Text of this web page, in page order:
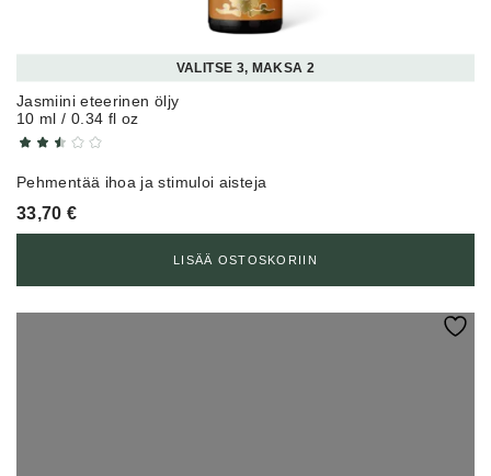
VALITSE 3, MAKSA 2
Jasmiini eteerinen öljy
10 ml / 0.34 fl oz
Pehmentää ihoa ja stimuloi aisteja
33,70€
LISÄÄ OSTOSKORIIN